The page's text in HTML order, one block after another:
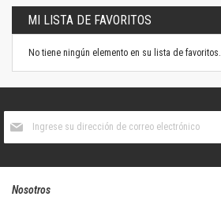
MI LISTA DE FAVORITOS
No tiene ningún elemento en su lista de favoritos.
boletín
Nosotros